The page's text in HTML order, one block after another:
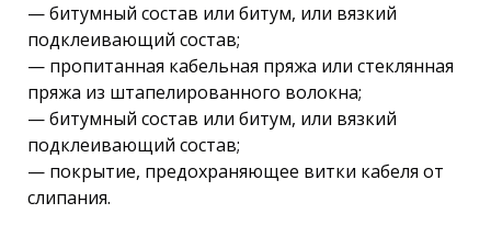
— битумный состав или битум, или вязкий
подклеивающий состав;
— пропитанная кабельная пряжа или стеклянная
пряжа из штапелированного волокна;
— битумный состав или битум, или вязкий
подклеивающий состав;
— покрытие, предохраняющее витки кабеля от
слипания.